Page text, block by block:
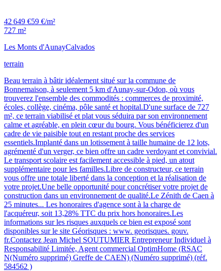
42 649 €59 €/m²
727 m²
Les Monts d'AunayCalvados
terrain
Beau terrain à bâtir idéalement situé sur la commune de
Bonnemaison, à seulement 5 km d'Aunay-sur-Odon, où vous
trouverez l'ensemble des commodités : commerces de proximité,
écoles, collège, cinéma, pôle santé et hopital.D'une surface de 727
m², ce terrain viabilisé et plat vous séduira par son environnement
calme et agréable, en plein cœur du bourg. Vous bénéficierez d'un
cadre de vie paisible tout en restant proche des services
essentiels.Implanté dans un lotissement à taille humaine de 12 lots,
agrémenté d'un verger, ce bien offre un cadre verdoyant et convivial.
Le transport scolaire est facilement accessible à pied, un atout
supplémentaire pour les familles.Libre de constructeur, ce terrain
vous offre une totale liberté dans la conception et la réalisation de
votre projet.Une belle opportunité pour concrétiser votre projet de
construction dans un environnement de qualité.Le Zénith de Caen à
25 minutes... Les honoraires d'agence sont à la charge de
l'acquéreur, soit 13,28% TTC du prix hors honoraires.Les
informations sur les risques auxquels ce bien est exposé sont
disponibles sur le site Géorisques : www. georisques. gouv.
fr.Contactez Jean Michel SOUTUMIER Entrepreneur Individuel à
Responsabilité Limitée, Agent commercial OptimHome (RSAC
N(Numéro supprimé) Greffe de CAEN) (Numéro supprimé) (réf.
584562 )